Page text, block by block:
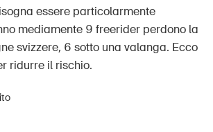
essere particolarmente
mediamente 9 freerider perdono la
svizzere, 6 sotto una valanga. Ecco
ridurre il rischio.